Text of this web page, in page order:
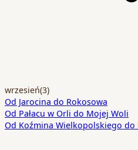
wrzesień(3)
Od Jarocina do Rokosowa
Od Pałacu w Orli do Mojej Woli
Od Koźmina Wielkopolskiego